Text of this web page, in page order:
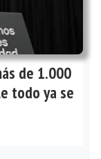
de 1.000
todo ya se